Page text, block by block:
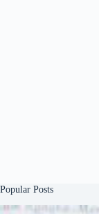
Popular Posts